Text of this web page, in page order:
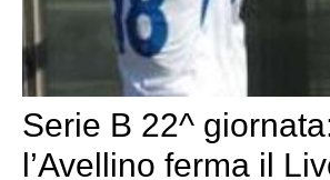
Serie B 22^
l’Avellino ferma il